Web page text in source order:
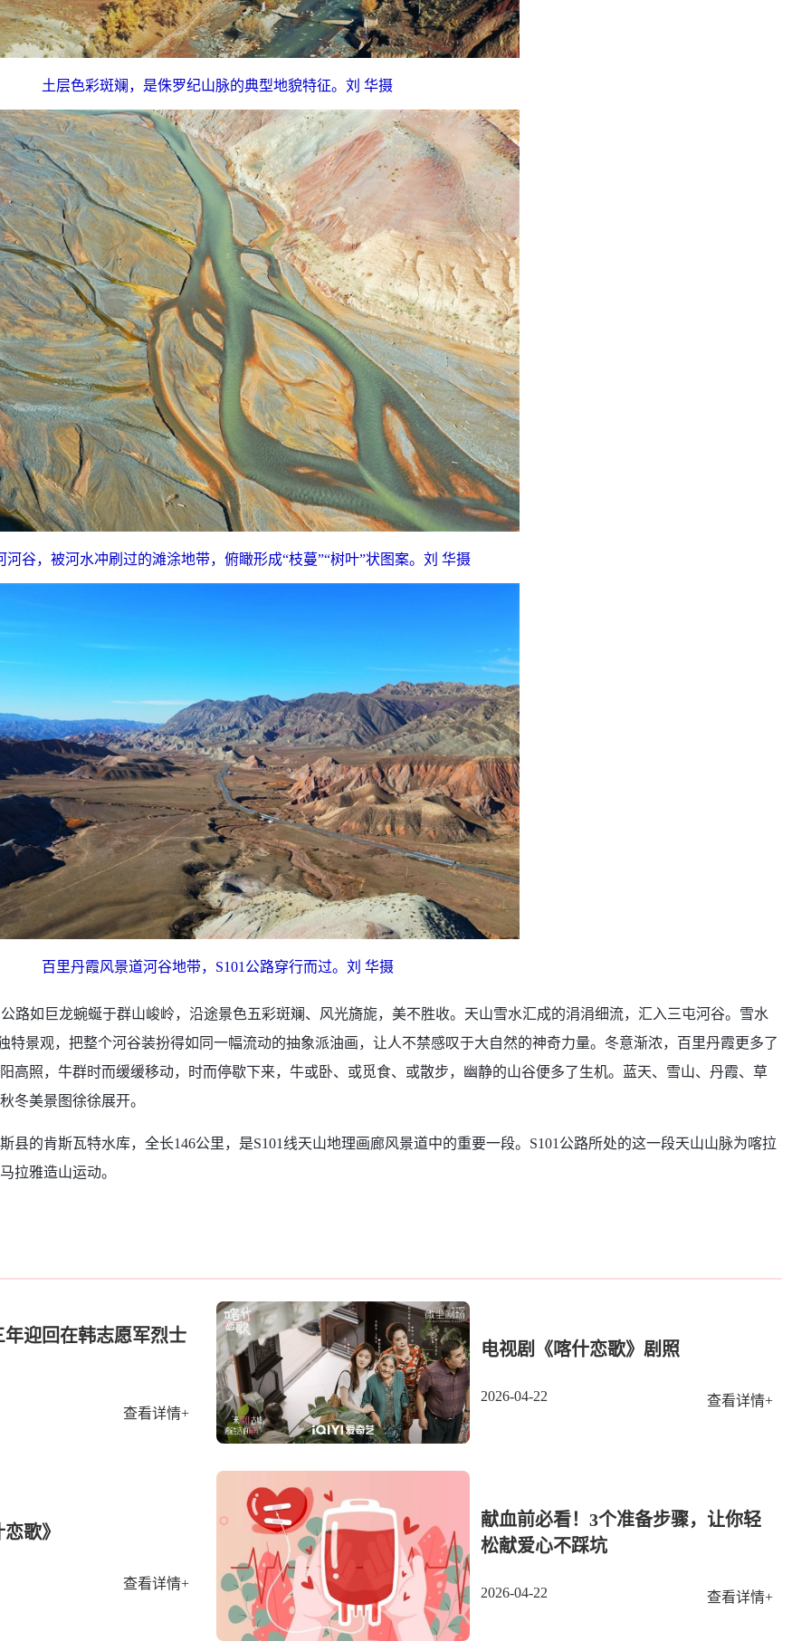
土层色彩斑斓，是侏罗纪山脉的典型地貌特征。刘 华摄
，被河水冲刷过的滩涂地带，俯瞰形成“枝蔓”“树叶”状图案。刘 华摄
百里丹霞风景道河谷地带，S101公路穿行而过。刘 华摄
路如巨龙蜿蜒于群山峻岭，沿途景色五彩斑斓、风光旖旎，美不胜收。天山雪水汇成的涓涓细流，汇入三屯河谷。雪水
特景观，把整个河谷装扮得如同一幅流动的抽象派油画，让人不禁感叹于大自然的神奇力量。冬意渐浓，百里丹霞更多了
高照，牛群时而缓缓移动，时而停歇下来，牛或卧、或觅食、或散步，幽静的山谷便多了生机。蓝天、雪山、丹霞、草
冬美景图徐徐展开。
肯斯瓦特水库，全长146公里，是S101线天山地理画廊风景道中的重要一段。S101公路所处的这一段天山山脉为喀拉
拉雅造山运动。
迎回在韩志愿军烈士
查看详情+
电视剧《喀什恋歌》剧照
2026-04-22 查看详情+
歌》
查看详情+
献血前必看！3个准备步骤，让你轻
松献爱心不踩坑
2026-04-22 查看详情+